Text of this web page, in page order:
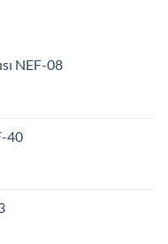
NEF-08
40